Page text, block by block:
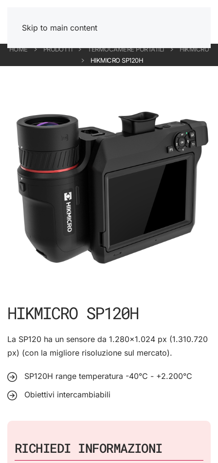
Skip to main content
HOME PRODOTTI TERMOCAMERE PORTATILI
HIKMICRO
HIKMICRO SP120H
HIKMICRO SP120H
La SP120 ha un sensore da 1.280x1.024 px (1.310.720
px) (con la migliore risoluzione sul mercato).
SP120H range temperatura -40°C - +2.200°C
Obiettivi intercambiabili
RICHIEDI INFORMAZIONI